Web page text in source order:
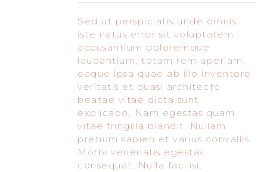
Sed ut perspiciatis unde omnis
iste natus error sit voluptatem
accusantium doloremque
laudantium, totam rem aperiam,
eaque ipsa quae ab illo inventore
veritatis et quasi architecto
beatae vitae dicta sunt
explicabo. Nam egestas quam
vitae fringilla blandit. Nullam
pretium sapien et varius convallis.
Morbi venenatis egestas
consequat. Nulla facilisi.